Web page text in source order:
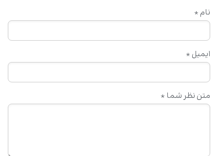
متن نظر شما *
نام *
ایمیل *